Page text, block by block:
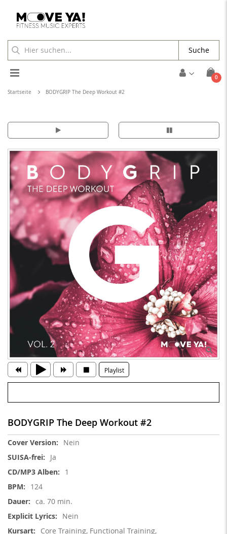
Cart
0
Toggle
Nav
Suche
Startseite BODYGRIP The Deep Workout #2
Playlist
BODYGRIP The Deep Workout #2
Weitere
Nein
Ja
1
124
ca. 70 min.
Nein
Core Training, Functional Training,